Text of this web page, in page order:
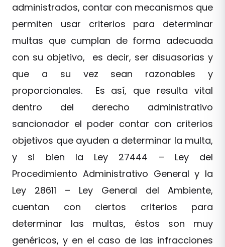
administrados, contar con mecanismos que
permiten usar criterios para determinar
multas que cumplan de forma adecuada
con su objetivo, es decir, ser disuasorias y
que a su vez sean razonables y
proporcionales. Es así, que resulta vital
dentro del derecho administrativo
sancionador el poder contar con criterios
objetivos que ayuden a determinar la multa,
y si bien la Ley 27444 – Ley del
Procedimiento Administrativo General y la
Ley 28611 – Ley General del Ambiente,
cuentan con ciertos criterios para
determinar las multas, éstos son muy
genéricos, y en el caso de las infracciones